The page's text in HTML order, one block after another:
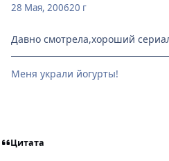
28 Мая, 200620 г
Давно смотрела,хороший
Меня украли йогурты!
Цитата